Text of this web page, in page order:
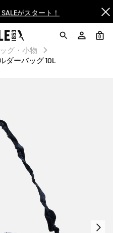
SALEがスタート！
料＆返品無料
ビス終了のお知らせ
料＆返品無料
ビス終了のお知らせ
0
グ・小物
ダーバッグ 10L